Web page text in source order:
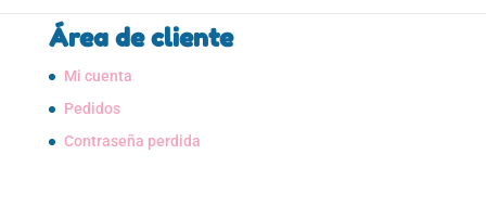
Área de cliente
Mi cuenta
Pedidos
Contraseña perdida